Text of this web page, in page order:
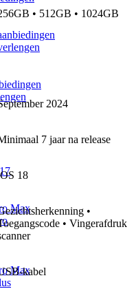
Max
Max
• 512GB • 1024GB
2024
7 jaar na release
18
•
• Vingerafdruk
kabel